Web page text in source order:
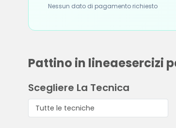
Nessun dato di pagamento richiesto
Pattino in lineaesercizi
Scegliere La Tecnica